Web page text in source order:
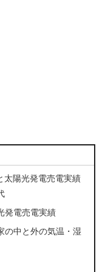
太陽光発電売電実績
発電売電実績
の中と外の気温・湿